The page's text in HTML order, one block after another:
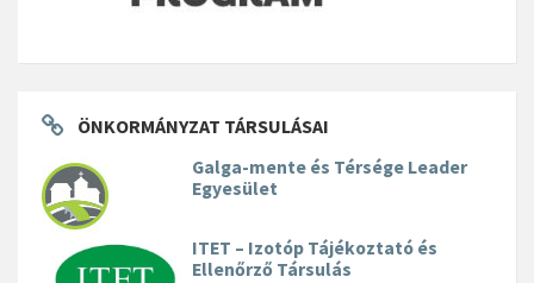
ÖNKORMÁNYZAT TÁRSULÁSAI
Galga-mente és Térsége Leader
Egyesület
ITET – Izotóp Tájékoztató és
Ellenőrző Társulás